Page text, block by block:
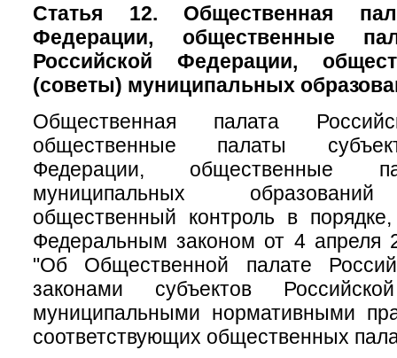
Статья 12. Общественная
Федерации, общественные
Российской Федерации,
(советы) муниципальных
Общественная палата
общественные палаты
Федерации, общественные
муниципальных
общественный контроль в
Федеральным законом от 4 апреля
"Об Общественной палате
законами субъектов
муниципальными нормативными
соответствующих общественных